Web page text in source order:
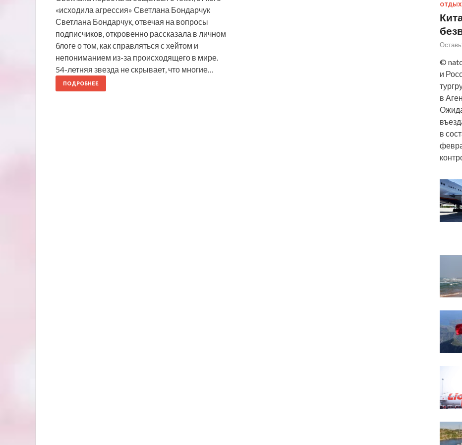
«исходила агрессия» Светлана Бондарчук
Светлана Бондарчук, отвечая на вопросы
подписчиков, откровенно рассказала в личном
блоге о том, как справляться с хейтом и
непониманием из-за происходящего в мире.
54-летняя звезда не скрывает, что многие…
ПОДРОБНЕЕ
ОТДЫХ
©
и
в
в